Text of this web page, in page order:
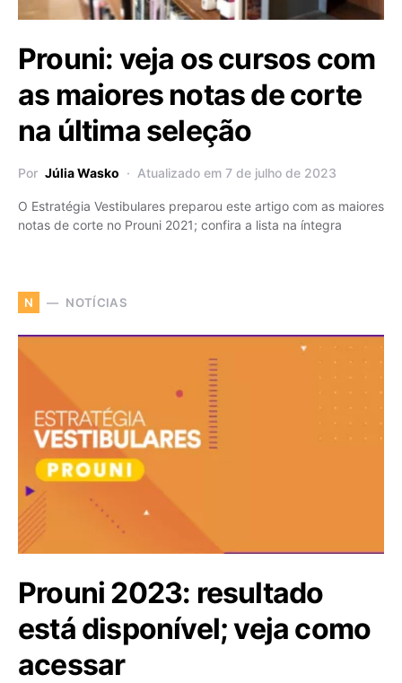
Prouni: veja os cursos com
as maiores notas de corte
na última seleção
Por Júlia Wasko Atualizado em 7 de julho de 2023
O Estratégia Vestibulares preparou este artigo com as maiores
notas de corte no Prouni 2021; confira a lista na íntegra
N NOTÍCIAS
Prouni 2023: resultado
está disponível; veja como
acessar